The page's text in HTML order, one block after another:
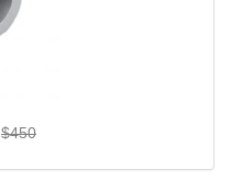
$450